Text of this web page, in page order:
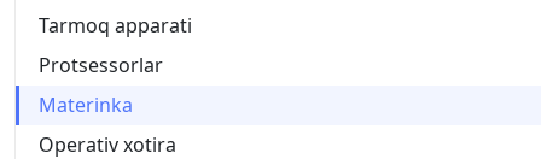
Tarmoq apparati
Protsessorlar
Materinka
Operativ xotira